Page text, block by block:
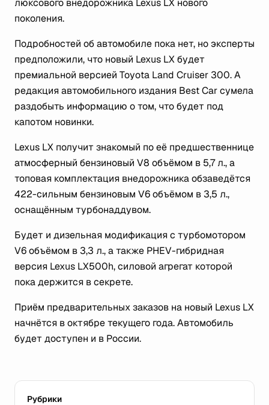
люксового внедорожника Lexus LX нового
поколения.
Подробностей об автомобиле пока нет, но эксперты
предположили, что новый Lexus LX будет
премиальной версией Toyota Land Cruiser 300. А
редакция автомобильного издания Best Car сумела
раздобыть информацию о том, что будет под
капотом новинки.
Lexus LX получит знакомый по её предшественнице
атмосферный бензиновый V8 объёмом в 5,7 л., а
топовая комплектация внедорожника обзаведётся
422-сильным бензиновым V6 объёмом в 3,5 л.,
оснащённым турбонаддувом.
Будет и дизельная модификация с турбомотором
V6 объёмом в 3,3 л., а также PHEV-гибридная
версия Lexus LX500h, силовой агрегат которой
пока держится в секрете.
Приём предварительных заказов на новый Lexus LX
начнётся в октябре текущего года. Автомобиль
будет доступен и в России.
Рубрики